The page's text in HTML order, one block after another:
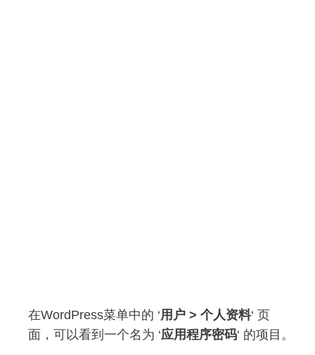
在WordPress菜单中的 ‘用户 > 个人资料‘ 页
面，可以看到一个名为 ‘应用程序密码‘ 的项目。